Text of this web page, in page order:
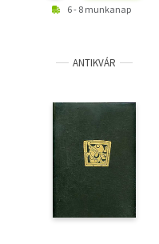
6 - 8 munkanap
ANTIKVÁR